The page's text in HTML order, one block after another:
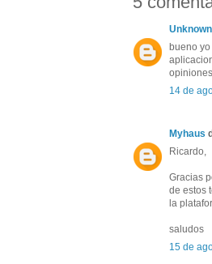
Unknown
bueno
14 de
Myhaus
Ricardo,
Gracias
de estos
la
saludos
15 de